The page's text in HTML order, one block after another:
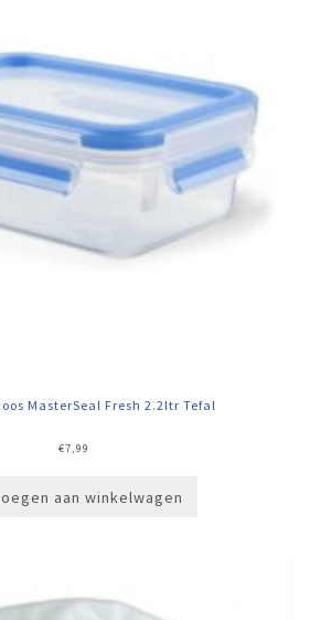
MasterSeal Fresh 2.2ltr Tefal
€7,99
aan winkelwagen